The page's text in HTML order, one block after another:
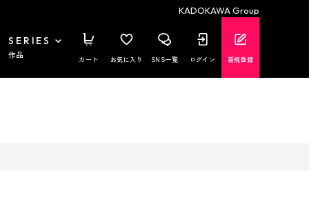
KADOKAWA Group
SERIES
作品 カート お気に入り SNS一覧 ログイン 新規登録